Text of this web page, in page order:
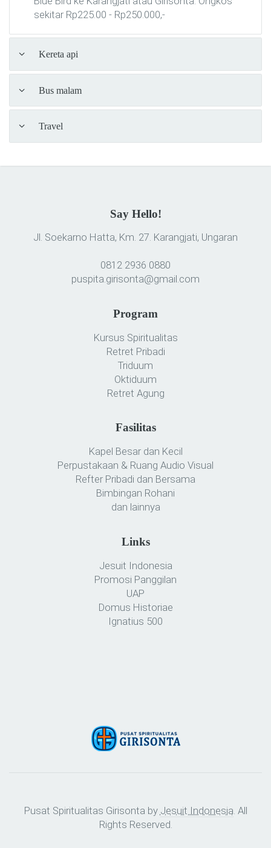
sekitar Rp225.00 - Rp250.000,-
Kereta api
Bus malam
Travel
Say Hello!
Jl. Soekarno Hatta, Km. 27. Karangjati, Ungaran
0812 2936 0880
puspita.girisonta@gmail.com
Program
Kursus Spiritualitas
Retret Pribadi
Triduum
Oktiduum
Retret Agung
Fasilitas
Kapel Besar dan Kecil
Perpustakaan & Ruang Audio Visual
Refter Pribadi dan Bersama
Bimbingan Rohani
dan lainnya
Links
Jesuit Indonesia
Promosi Panggilan
UAP
Domus Historiae
Ignatius 500
Pusat Spiritualitas Girisonta by Jesuit Indonesia . All
Rights Reserved.